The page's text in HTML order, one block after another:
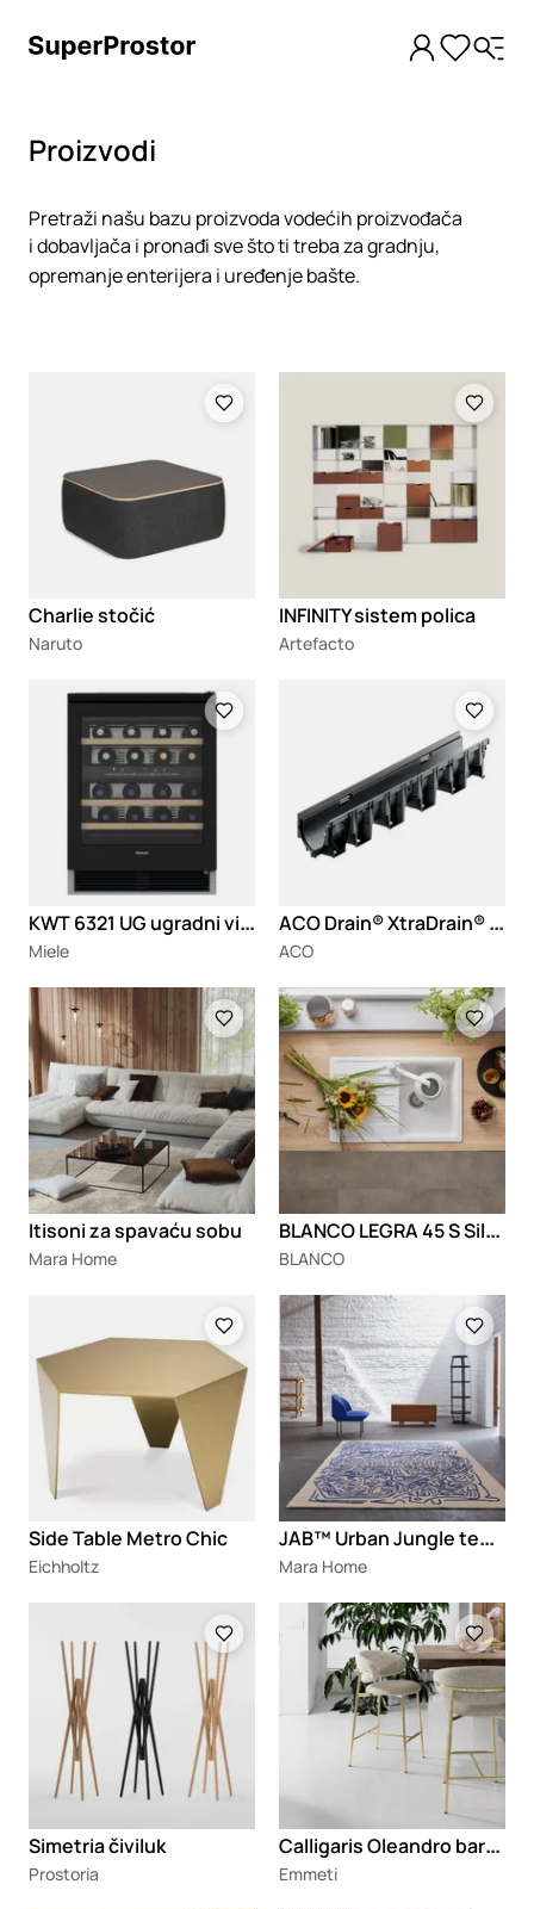
Proizvodi
Pretraži našu bazu proizvoda vodećih proizvođača
i dobavljača i pronađi sve što ti treba za gradnju,
opremanje enterijera i uređenje bašte.
Charlie stočić
Naruto
INFINITY sistem polica
Artefacto
Loading
K
WT 6321 UG ugradni vinski frižider
Miele
A
CO Drain® XtraDrain® kanali za odvodnjavanje
ACO
Loading
Itisoni za spavaću sobu
Mara Home
Loading
B
LANCO LEGRA 45 S Silgranit
BLANCO
Side Table Metro Chic
Eichholtz
Loading
J
AB™ Urban Jungle tepisi
Mara Home
Simetria čiviluk
Prostoria
Loading
C
alligaris Oleandro barska stolica
Emmeti